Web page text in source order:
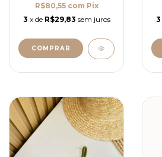
R$80,55 com Pix
3 x de R$29,83 sem juros
COMPRAR
3